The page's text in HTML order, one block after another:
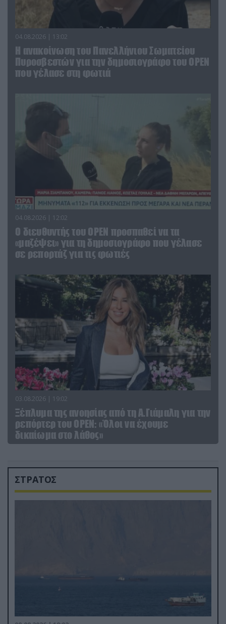
04.08.2026 | 13:02
Η ανακοίνωση του Πανελλήνιου Σωματείου
Πυροσβεστών για την δημοσιογράφο του OPEN
που γέλασε στη φωτιά
04.08.2026 | 12:02
O διευθυντής του OPEN προσπαθεί να τα
«μαζέψει» για τη δημοσιογράφο που γέλασε
σε ρεπορτάζ για τις φωτιές
03.08.2026 | 19:02
Ξέπλυμα της ανοησίας από τη Α.Γιάμαλη για την
ρεπόρτερ του ΟΡΕΝ: «Όλοι να έχουμε
δικαίωμα στο λάθος»
ΣΤΡΑΤΟΣ